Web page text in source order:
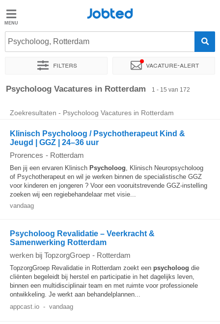
Jobted
Vacatures
Salarissen
Jobted
Psycholoog, Rotterdam
Filters Vacature-alert
Sorteer op Exacte locatie Bedrijf Uitzendbureau
Psycholoog Vacatures in Rotterdam 1 - 15 van 172
Zoekresultaten - Psycholoog Vacatures in Rotterdam
Klinisch Psycholoog / Psychotherapeut Kind &
Jeugd | GGZ | 24–36 uur
Prorences - Rotterdam
Ben jij een ervaren Klinisch Psycholoog, Klinisch Neuropsycholoog
of Psychotherapeut en wil je werken binnen de specialistische GGZ
voor kinderen en jongeren ? Voor een vooruitstrevende GGZ-instelling
zoeken wij een regiebehandelaar met visie...
vandaag
Psycholoog Revalidatie – Veerkracht &
Samenwerking Rotterdam
werken bij TopzorgGroep - Rotterdam
TopzorgGroep Revalidatie in Rotterdam zoekt een psycholoog die
cliënten begeleidt bij herstel en participatie in het dagelijks leven,
binnen een multidisciplinair team en met ruimte voor professionele
ontwikkeling. Je werkt aan behandelplannen...
appcast.io - vandaag